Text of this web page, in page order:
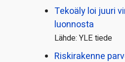
Tekoäly loi juuri
luonnosta
Lähde: YLE tiede
Riskirakenne